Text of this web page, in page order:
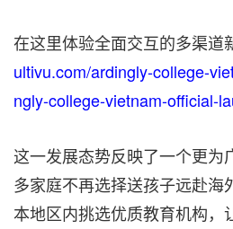
在这里体验全面交互的多渠道
ultivu.com/ardingly-college-
ngly-college-vietnam-official-
这一发展态势反映了一个更为
多家庭不再选择送孩子远赴海
本地区内挑选优质教育机构，